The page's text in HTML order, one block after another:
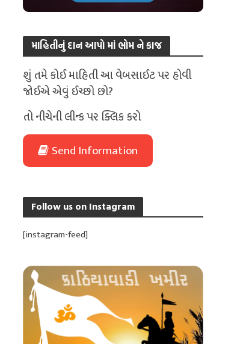
માહિતીનું દાન આપો માં ભોમ ને કાજ
શું તમે કોઈ માહિતી આ વેબસાઈટ પર હોવી
જોઈએ એવું ઈચ્છો છો?
તો નીચેની લીન્ક પર ક્લિક કરો
Send Information
Follow us on Instagram
[instagram-feed]